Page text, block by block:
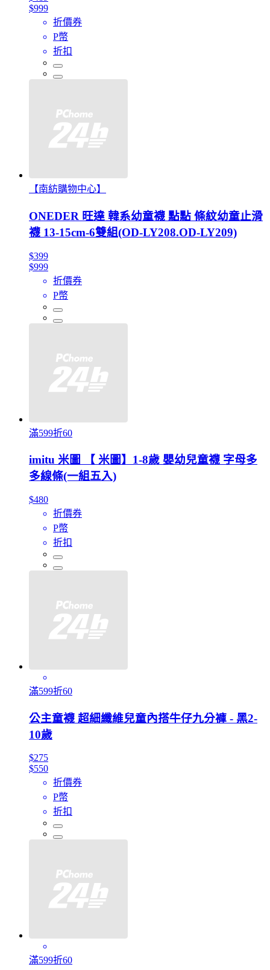
$999
折價券
P幣
折扣
【南紡購物中心】
ONEDER 旺達 韓系幼童襪 點點 條紋幼童止滑
襪 13-15cm-6雙組(OD-LY208.OD-LY209)
$399
$999
折價券
P幣
滿599折60
imitu 米圖 【 米圖】1-8歲 嬰幼兒童襪 字母多
多線條(一組五入)
$480
折價券
P幣
折扣
滿599折60
公主童襪 超細纖維兒童內搭牛仔九分褲 - 黑2-
10歲
$275
$550
折價券
P幣
折扣
滿599折60